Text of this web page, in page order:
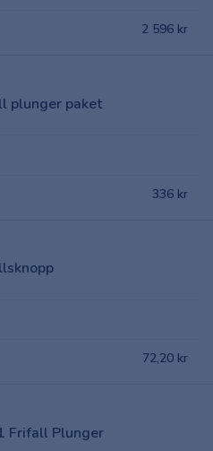
2 596 kr
plunger paket
336 kr
72,20 kr
Frifall Plunger